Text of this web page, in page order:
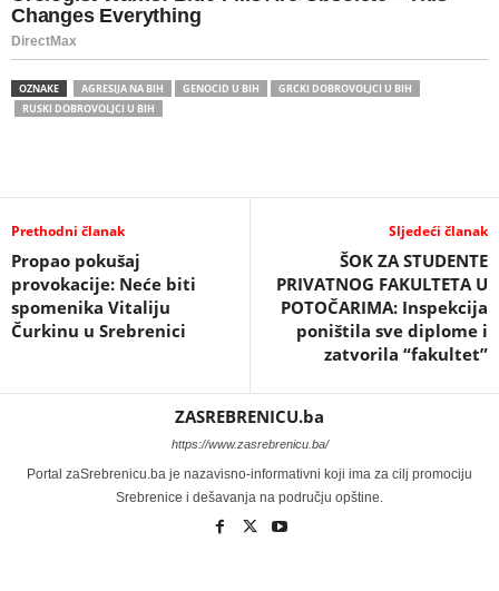
OZNAKE AGRESIJA NA BIH GENOCID U BIH
GRCKI DOBROVOLJCI U BIH
RUSKI DOBROVOLJCI U BIH
Prethodni članak
Propao pokušaj
provokacije: Neće biti
spomenika Vitaliju
Čurkinu u Srebrenici
Sljedeći članak
ŠOK ZA STUDENTE
PRIVATNOG FAKULTETA U
POTOČARIMA: Inspekcija
poništila sve diplome i
zatvorila “fakultet”
ZASREBRENICU.ba
https://www.zasrebrenicu.ba/
Portal zaSrebrenicu.ba je nazavisno-informativni koji ima za cilj promociju
Srebrenice i dešavanja na području opštine.